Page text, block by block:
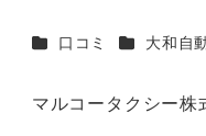
カテゴリー
口コミ カテゴリー
大和自
マルコータクシー